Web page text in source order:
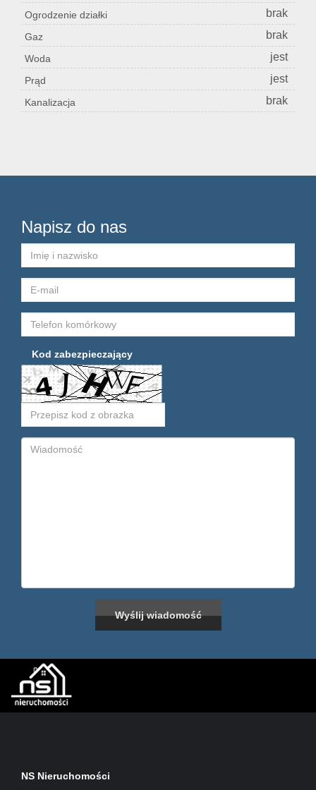
Ogrodzenie działki brak
Gaz brak
Woda jest
Prąd jest
Kanalizacja brak
Napisz do nas
Kod zabezpieczający
NS Nieruchomości